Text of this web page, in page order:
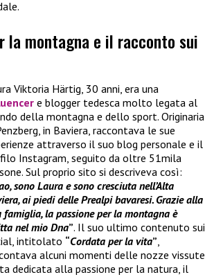
la montagna e il racconto sui
Viktoria Härtig, 30 anni, era una
e blogger tedesca molto legata al
della montagna e dello sport. Originaria
in Baviera, raccontava le sue
attraverso il suo blog personale e il
Instagram, seguito da oltre 51mila
Sul proprio sito si descriveva così:
sono Laura e sono cresciuta nell’Alta
ai piedi delle Prealpi bavaresi. Grazie alla
famiglia, la passione per la montagna è
nel mio Dna”. Il suo ultimo contenuto sui
intitolato “Cordata per la vita”,
alcuni momenti delle nozze vissute
dedicata alla passione per la natura, il